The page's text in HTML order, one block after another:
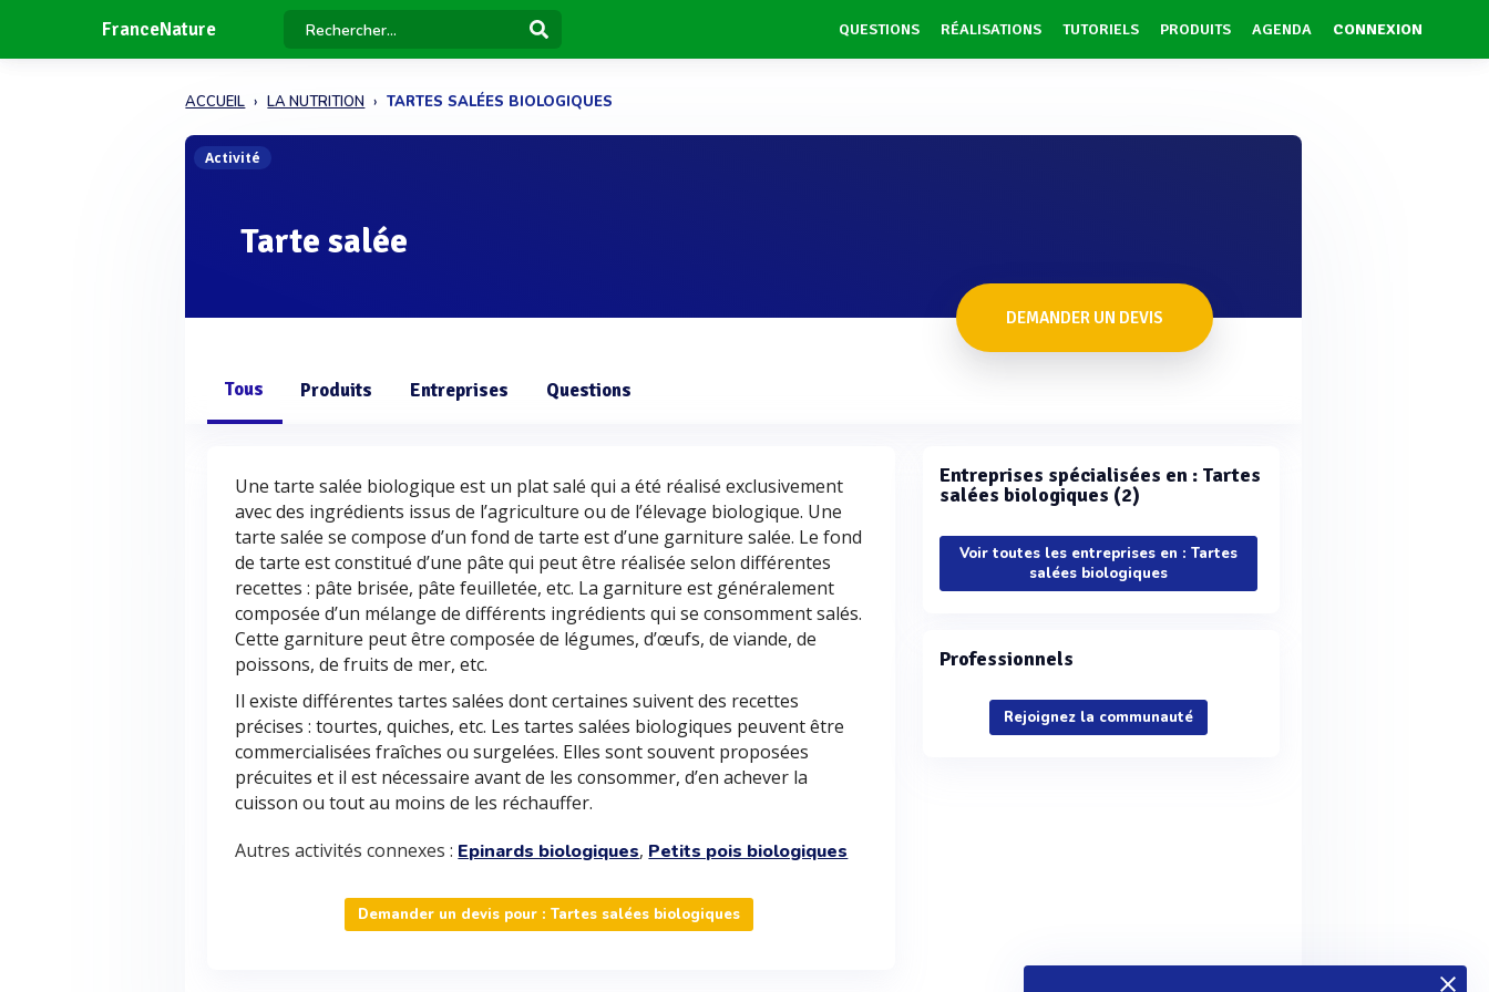
FranceNature QUESTIONS RÉALISATIONS TUTORIELS PRODUITS AGENDA CONNEXION
ACCUEIL LA NUTRITION TARTES SALÉES BIOLOGIQUES
Activité
Tarte salée
DEMANDER UN DEVIS
Tous Produits Entreprises Questions
Une tarte salée biologique est un plat salé qui a été réalisé exclusivement
avec des ingrédients issus de l’agriculture ou de l’élevage biologique. Une
tarte salée se compose d’un fond de tarte est d’une garniture salée. Le fond
de tarte est constitué d’une pâte qui peut être réalisée selon différentes
recettes : pâte brisée, pâte feuilletée, etc. La garniture est généralement
composée d’un mélange de différents ingrédients qui se consomment salés.
Cette garniture peut être composée de légumes, d’œufs, de viande, de
poissons, de fruits de mer, etc.
Il existe différentes tartes salées dont certaines suivent des recettes
précises : tourtes, quiches, etc. Les tartes salées biologiques peuvent être
commercialisées fraîches ou surgelées. Elles sont souvent proposées
précuites et il est nécessaire avant de les consommer, d’en achever la
cuisson ou tout au moins de les réchauffer.
Autres activités connexes : Epinards biologiques, Petits pois biologiques
Demander un devis pour : Tartes salées biologiques
Entreprises spécialisées en : Tartes
salées biologiques (2)
Voir toutes les entreprises en : Tartes
salées biologiques
Professionnels
Rejoignez la communauté